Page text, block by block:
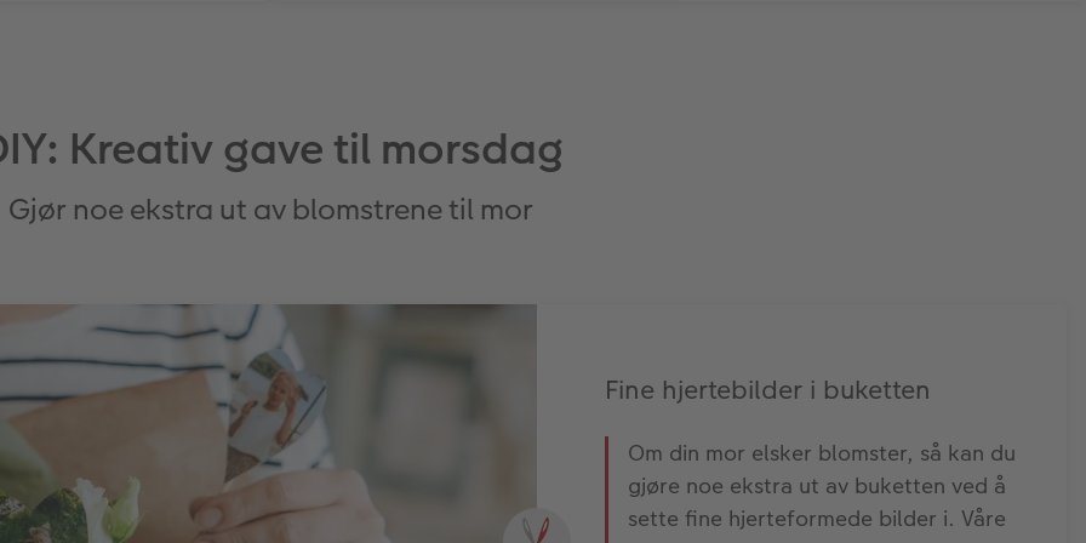
Kreativ gave til morsdag
Gjør noe ekstra ut av blomstrene til mor
Fine hjertebilder i buketten
Om din mor elsker blomster, så kan du
gjøre noe ekstra ut av buketten ved å
sette fine hjerteformede bilder i. Våre